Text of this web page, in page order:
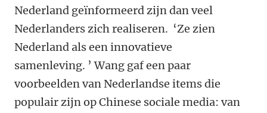
Nederland geïnformeerd zijn dan veel
Nederlanders zich realiseren. ‘Ze zien
Nederland als een innovatieve
samenleving. ’ Wang gaf een paar
voorbeelden van Nederlandse items die
populair zijn op Chinese sociale media: van